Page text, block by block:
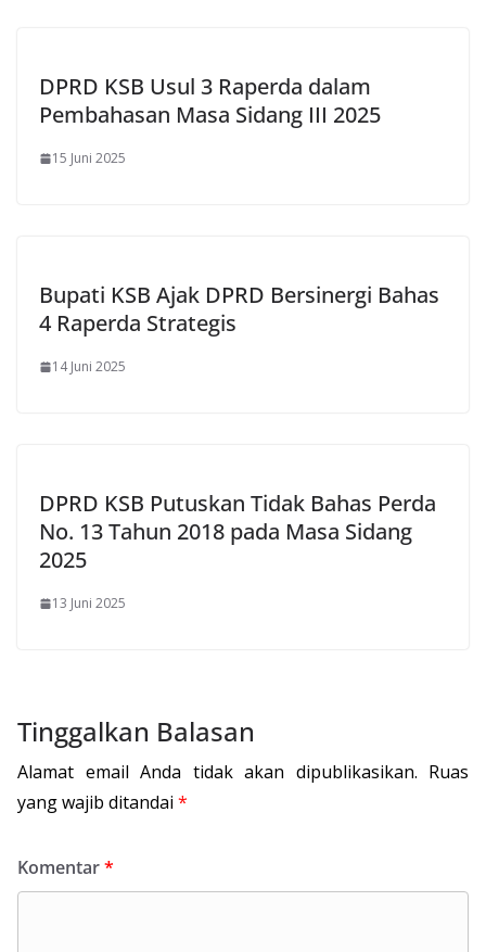
DPRD KSB Usul 3 Raperda dalam
Pembahasan Masa Sidang III 2025
15 Juni 2025
Bupati KSB Ajak DPRD Bersinergi Bahas
4 Raperda Strategis
14 Juni 2025
DPRD KSB Putuskan Tidak Bahas Perda
No. 13 Tahun 2018 pada Masa Sidang
2025
13 Juni 2025
Tinggalkan Balasan
Alamat email Anda tidak akan dipublikasikan. Ruas
yang wajib ditandai *
Komentar*